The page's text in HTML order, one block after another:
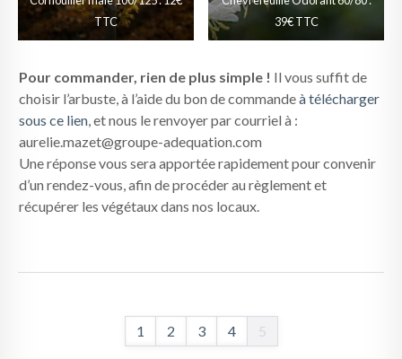
TTC
39€ TTC
Pour commander, rien de plus simple ! Il vous suffit de
choisir l’arbuste, à l’aide du bon de commandeà télécharger
sous ce lien, et nous le renvoyer par courriel à :
aurelie.mazet@groupe-adequation.com
Une réponse vous sera apportée rapidement pour convenir
d’un rendez-vous, afin de procéder au règlement et
récupérer les végétaux dans nos locaux.
1 2 3 4 5